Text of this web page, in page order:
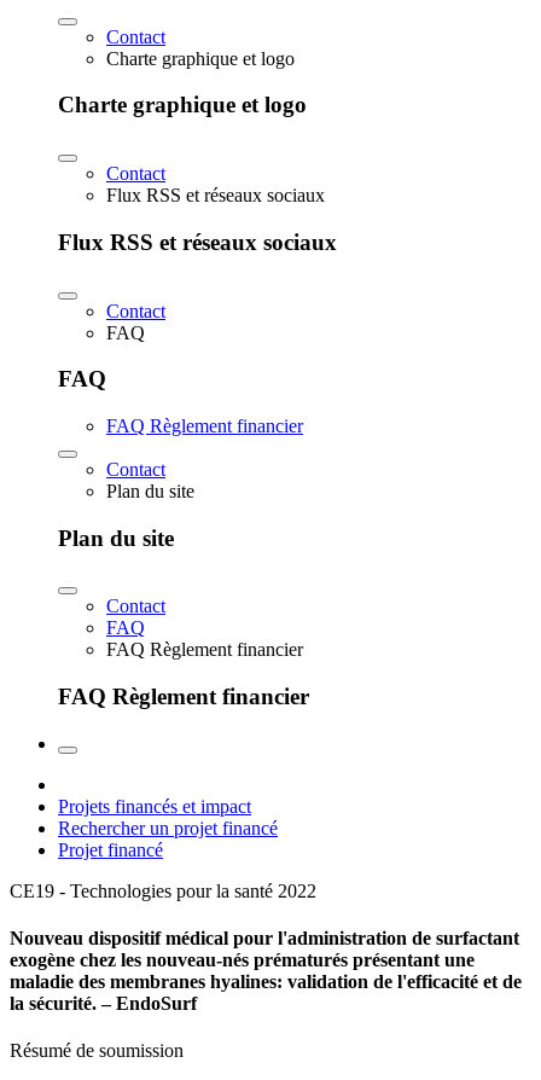
Contact
Charte graphique et logo
Charte graphique et logo
Contact
Flux RSS et réseaux sociaux
Flux RSS et réseaux sociaux
Contact
FAQ
FAQ
FAQ Règlement financier
Contact
Plan du site
Plan du site
Contact
FAQ
FAQ Règlement financier
FAQ Règlement financier
Projets financés et impact
Rechercher un projet financé
Projet financé
CE19 - Technologies pour la santé 2022
Nouveau dispositif médical pour l'administration de surfactant
exogène chez les nouveau-nés prématurés présentant une
maladie des membranes hyalines: validation de l'efficacité et de
la sécurité. – EndoSurf
Résumé de soumission